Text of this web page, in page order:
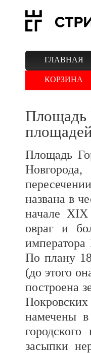
ГЛАВНАЯ
КОРЗИНА
Площадь
Площадь
названа в
начале
овраг и
По плану
(до этого
построена
намечены
засыпки